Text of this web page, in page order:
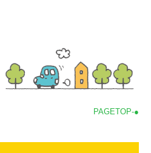
PAGETOP-●